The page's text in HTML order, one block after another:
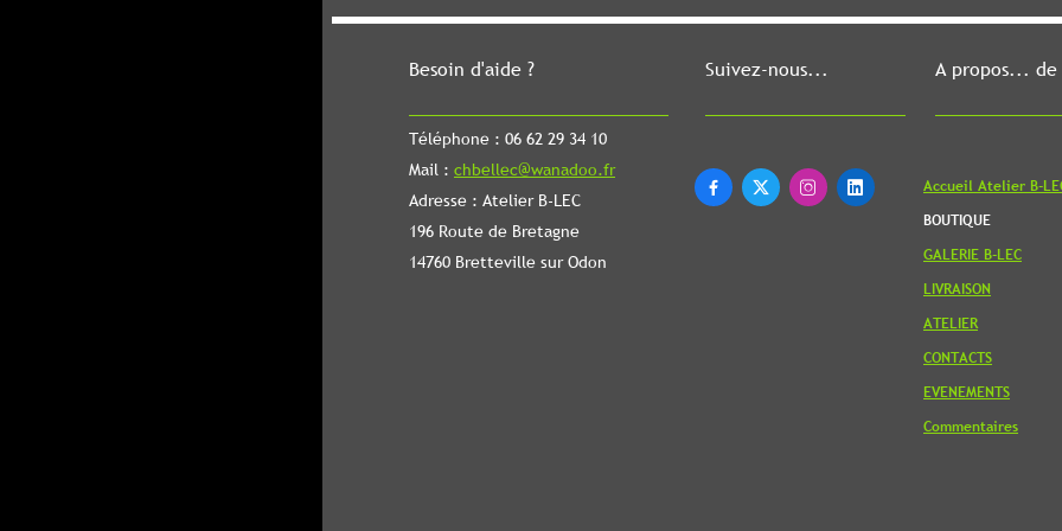
Besoin d'aide ?
Téléphone : 06 62 29 34 10
Mail : chbellec@wanadoo.fr
Adresse : Atelier B-LEC
196 Route de Bretagne
14760 Bretteville sur Odon
Suivez-nous...
   
A propos... de
Accueil Atelier B-
BOUTIQUE
GALERIE B-LEC
LIVRAISON
ATELIER
CONTACTS
EVENEMENTS
Commentaires